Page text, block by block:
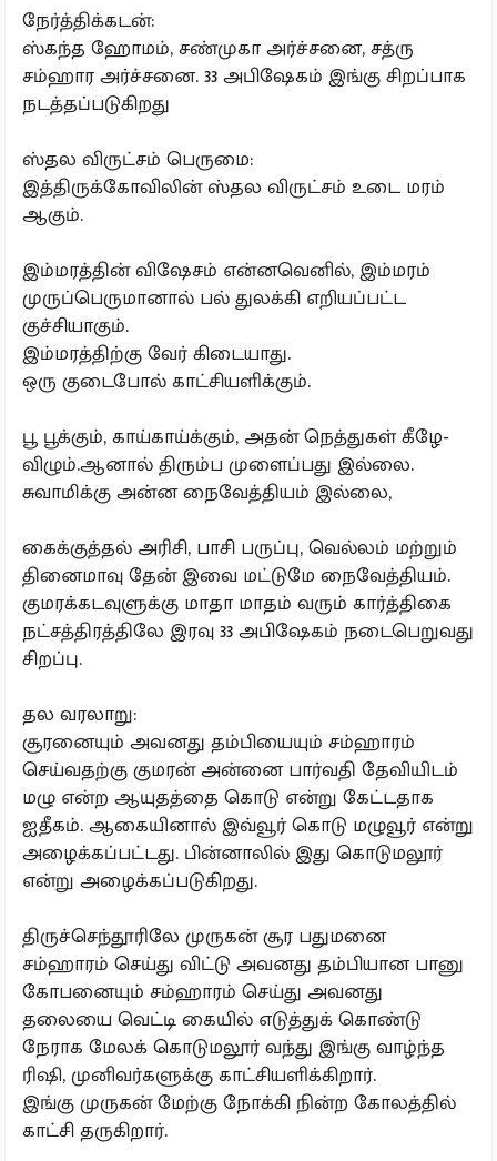
நேர்த்திக்கடன்:
ஸ்கந்த ஹோமம், சண்முகா அர்ச்சனை, சத்ரு
சம்ஹார அர்ச்சனை. 33 அபிஷேகம் இங்கு சிறப்பாக
நடத்தப்படுகிறது
ஸ்தல விருட்சம் பெருமை:
இத்திருக்கோவிலின் ஸ்தல விருட்சம் உடை மரம்
ஆகும்.
இம்மரத்தின் விஷேசம் என்னவெனில், இம்மரம்
முருப்பெருமானால் பல் துலக்கி எறியப்பட்ட
குச்சியாகும்.
இம்மரத்திற்கு வேர் கிடையாது.
ஒரு குடைபோல் காட்சியளிக்கும்.
பூ பூக்கும், காய்காய்க்கும், அதன் நெத்துகள் கீழே-
விழும்.ஆனால் திரும்ப முளைப்பது இல்லை.
சுவாமிக்கு அன்ன நைவேத்தியம் இல்லை,
கைக்குத்தல் அரிசி, பாசி பருப்பு, வெல்லம் மற்றும்
தினைமாவு தேன் இவை மட்டுமே நைவேத்தியம்.
குமரக்கடவுளுக்கு மாதா மாதம் வரும் கார்த்திகை
நட்சத்திரத்திலே இரவு 33 அபிஷேகம் நடைபெறுவது
சிறப்பு.
தல வரலாறு:
சூரனையும் அவனது தம்பியையும் சம்ஹாரம்
செய்வதற்கு குமரன் அன்னை பார்வதி தேவியிடம்
மழு என்ற ஆயுதத்தை கொடு என்று கேட்டதாக
ஐதீகம். ஆகையினால் இவ்வூர் கொடு மழுவூர் என்று
அழைக்கப்பட்டது. பின்னாலில் இது கொடுமலூர்
என்று அழைக்கப்படுகிறது.
திருச்செந்தூரிலே முருகன் சூர பதுமனை
சம்ஹாரம் செய்து விட்டு அவனது தம்பியான பானு
கோபனையும் சம்ஹாரம் செய்து அவனது
தலையை வெட்டி கையில் எடுத்துக் கொண்டு
நேராக மேலக் கொடுமலூர் வந்து இங்கு வாழ்ந்த
ரிஷி, முனிவர்களுக்கு காட்சியளிக்கிறார்.
இங்கு முருகன் மேற்கு நோக்கி நின்ற கோலத்தில்
காட்சி தருகிறார்.